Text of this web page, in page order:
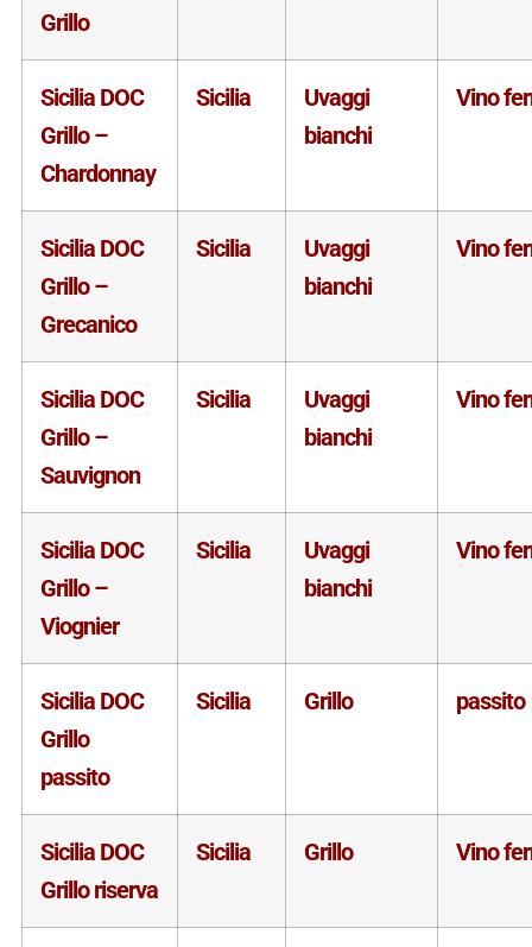
Grillo
Sicilia DOC
Grillo –
Chardonnay
Sicilia
Uvaggi
bianchi
Vino
Sicilia DOC
Grillo –
Grecanico
Sicilia
Uvaggi
bianchi
Vino
Sicilia DOC
Grillo –
Sauvignon
Sicilia
Uvaggi
bianchi
Vino
Sicilia DOC
Grillo –
Viognier
Sicilia
Uvaggi
bianchi
Vino
Sicilia DOC
Grillo
passito
Sicilia Grillo passito
Sicilia DOC
Grillo riserva
Sicilia Grillo Vino